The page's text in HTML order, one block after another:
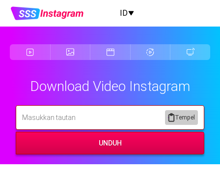
ID
Download Video Instagram
Tempel
UNDUH